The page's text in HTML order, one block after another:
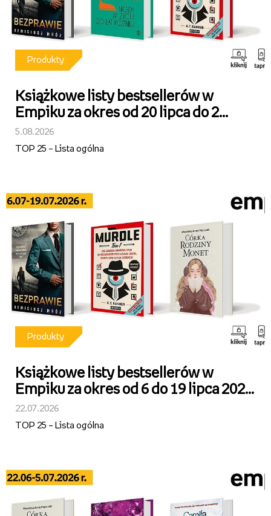
Produkty
Książkowe listy bestsellerów w
Empiku za okres od 20 lipca do 2
sierpnia 2026 r.
5.08.2026
TOP 25 – Lista ogólna
Produkty
Książkowe listy bestsellerów w
Empiku za okres od 6 do 19 lipca 2026
r.
22.07.2026
TOP 25 – Lista ogólna